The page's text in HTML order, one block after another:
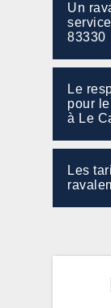
Un
83330
Le
pour
à Le
Les